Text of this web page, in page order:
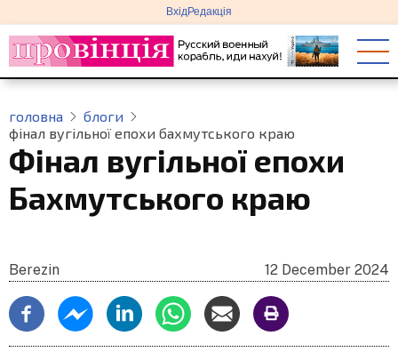
до
основного
вмісту
меню
облікового
запису
користувача
ВхідРедакція
головна
блоги
фінал вугільної епохи бахмутського краю
Фінал вугільної епохи
Бахмутського краю
Berezin 12 December 2024